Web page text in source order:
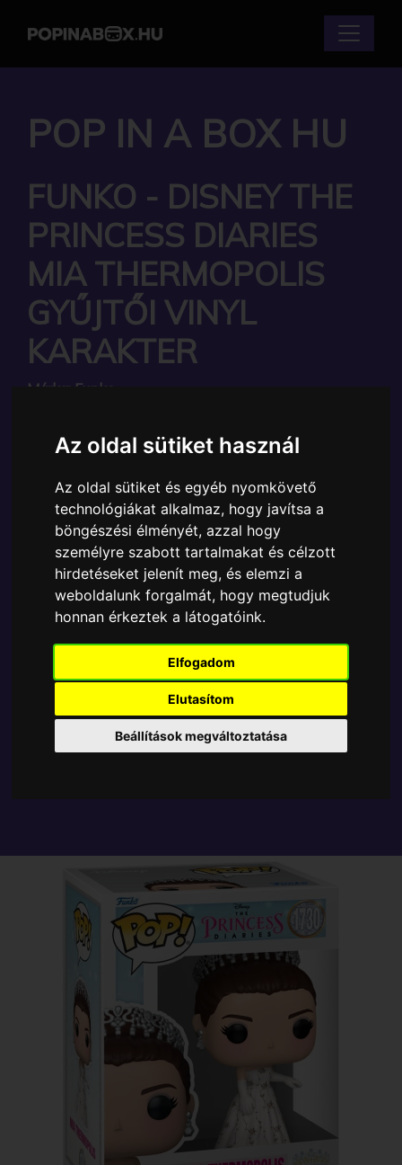
Az oldal sütiket használ
Az oldal sütiket és egyéb nyomkövető
technológiákat alkalmaz, hogy javítsa a
böngészési élményét, azzal hogy
személyre szabott tartalmakat és célzott
hirdetéseket jelenít meg, és elemzi a
weboldalunk forgalmát, hogy megtudjuk
honnan érkeztek a látogatóink.
Elfogadom
Elutasítom
Beállítások megváltoztatása
POP IN A BOX HU
FUNKO - DISNEY THE
PRINCESS DIARIES
MIA THERMOPOLIS
GYŰJTŐI VINYL
KARAKTER
Márka: Funko
Ára:6890 Ft
A Funko POP - Disney egyik népszerű terméke a
Funko - Disney The Princess Diaries Mia
Thermopolis gyűjtői vinyl karakter, amely ablakos
csomagolásban azaz - POP In a Box - várja új
gazdáját.
TOVÁBB A VÁSÁRLÁSRA
Tetszik? Osszd meg másokkal!